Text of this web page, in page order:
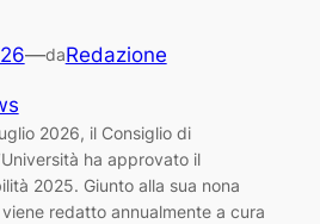
—daRedazione
2026, il Consiglio di
ha approvato il
2025. Giunto alla sua nona
redatto annualmente a cura